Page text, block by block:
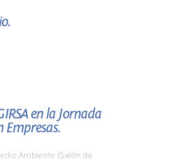
en la Jornada
Empresas.
Ambiente (Salón de